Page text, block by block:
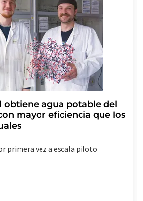
Str. 2, 12489 Berlín
electrónico a
. Además, en cada correo
un enlace para anular la
informativo correspondiente.
obtiene agua potable del
mayor eficiencia que los
primera vez a escala piloto